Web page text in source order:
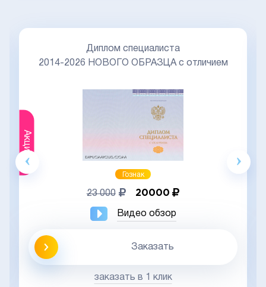
Акция
Диплом специалиста
2014-2026 НОВОГО ОБРАЗЦА с отличием
Гознак
23 000 20000
Видео обзор
Заказать
заказать в 1 клик